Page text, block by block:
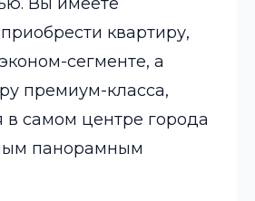
квартиру,
сегменте, а
премиум-класса,
самом центре города
панорамным